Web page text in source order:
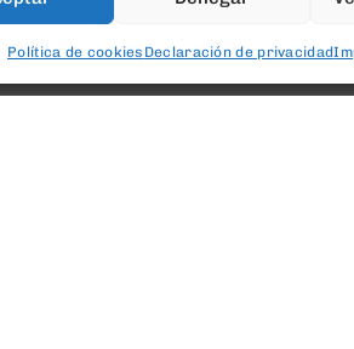
Política de cookies Declaración de privacidad